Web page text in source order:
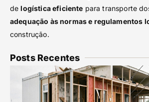
delogística eficiente para transporte
adequação às normas e regulamentos
construção.
Posts Recentes